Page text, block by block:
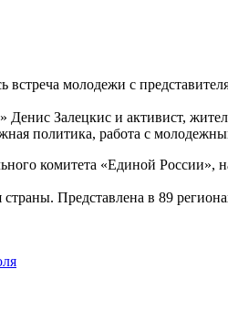
встреча молодежи с
Залецкис и активист,
политика, работа с
комитета «Единой России»,
Представлена в 89